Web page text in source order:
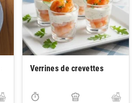
Verrines de crevettes